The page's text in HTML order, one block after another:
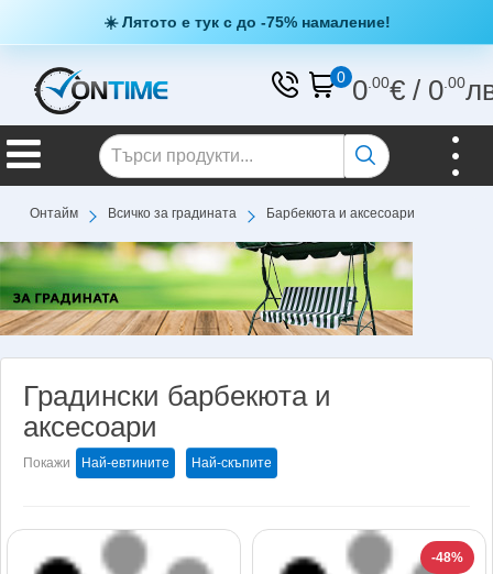
☀️ Лятото е тук с до -75% намаление!
0 0.00€/ 0.00
Онтайм Всичко за градината Барбекюта и аксесоари
Градински барбекюта и
аксесоари
Покажи Най-евтините Най-скъпите
-48%